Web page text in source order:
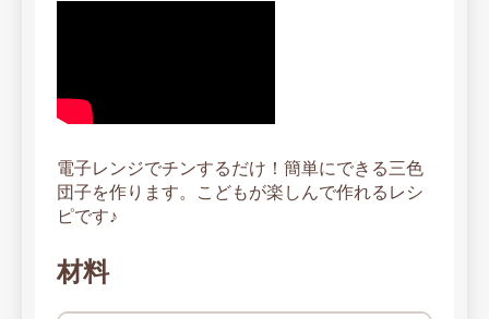
電子レンジでチンするだけ！簡単にできる三色
団子を作ります。こどもが楽しんで作れるレシ
ピです♪
材料